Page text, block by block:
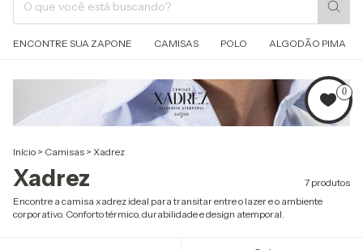
ENCONTRE SUA ZAPONE CAMISAS POLO ALGODÃO PIMA
Início > Camisas > Xadrez
Xadrez
7 produtos
Encontre a camisa xadrez ideal para transitar entre o lazer e o ambiente
corporativo. Conforto térmico, durabilidade e design atemporal.
0